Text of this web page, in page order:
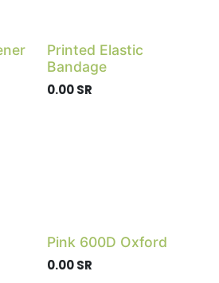
Printed Elastic
Bandage
0.00SR
Pink 600D Oxford
0.00SR